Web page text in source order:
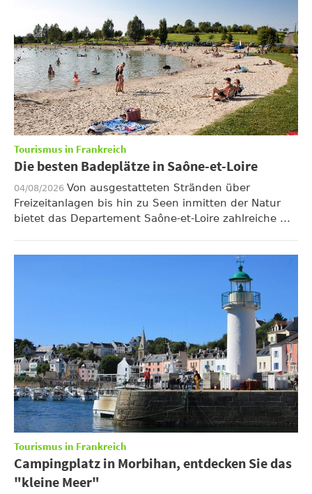
Tourismus in Frankreich
Die besten Badeplätze in Saône-et-Loire
04/08/2026 Von ausgestatteten Stränden über
Freizeitanlagen bis hin zu Seen inmitten der Natur
bietet das Departement Saône-et-Loire zahlreiche ...
Tourismus in Frankreich
Campingplatz in Morbihan, entdecken Sie das
"kleine Meer"